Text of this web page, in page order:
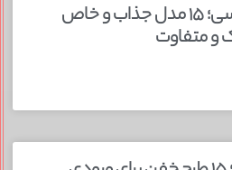
پیراهن لاکچری مجلسی؛ ۱۵ مدل جذاب و خاص
و متفاوت